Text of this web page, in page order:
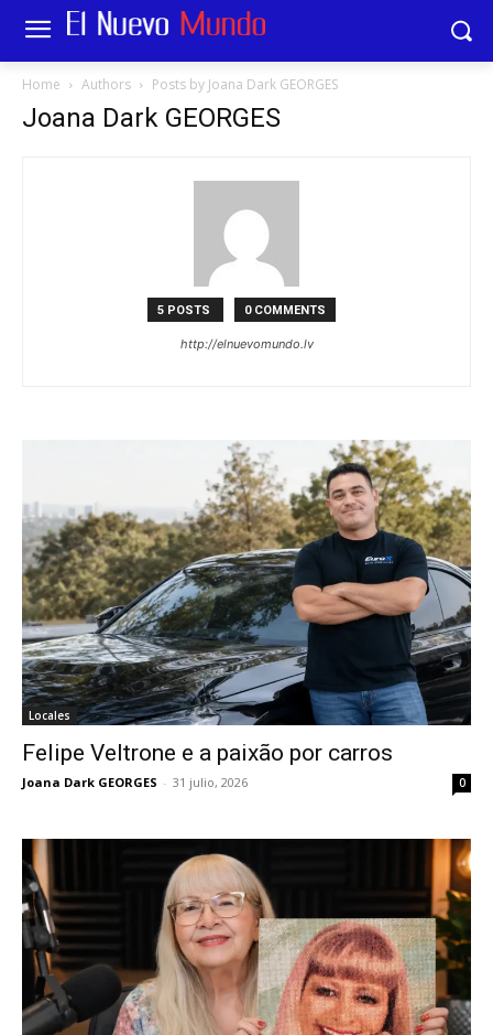
Home Authors Posts by Joana Dark GEORGES
Joana Dark GEORGES
5 POSTS 0 COMMENTS
http://elnuevomundo.lv
Locales
Felipe Veltrone e a paixão por carros
Joana Dark GEORGES - 31 julio, 2026 0